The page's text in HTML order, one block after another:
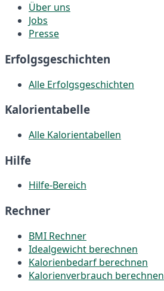
Über uns
Jobs
Presse
Erfolgsgeschichten
Alle Erfolgsgeschichten
Kalorientabelle
Alle Kalorientabellen
Hilfe
Hilfe-Bereich
Rechner
BMI Rechner
Idealgewicht berechnen
Kalorienbedarf berechnen
Kalorienverbrauch berechnen